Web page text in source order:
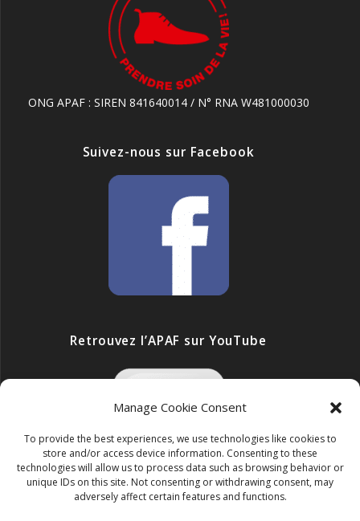
Manage Cookie Consent
To provide the best experiences, we use technologies like cookies to
store and/or access device information. Consenting to these
technologies will allow us to process data such as browsing behavior or
unique IDs on this site. Not consenting or withdrawing consent, may
adversely affect certain features and functions.
ONG APAF : SIREN 841640014 / N° RNA W481000030
Suivez-nous sur Facebook
Retrouvez l’APAF sur YouTube